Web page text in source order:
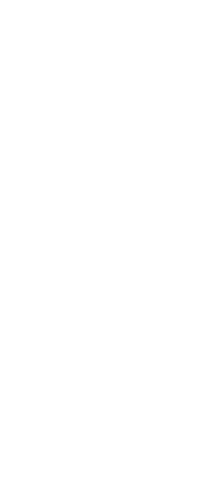
Entre el 13 de
de una serie de
participación de
ámbito flamenco. En
Ybarra, que «a los
grandes o pequeños,
«En este caso, hemos
programación que
que se ha pretendido
se consolidan»,
tendrá lugar el viernes
la programación en el